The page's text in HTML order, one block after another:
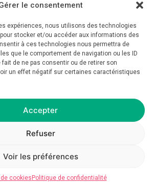
le consentement
expériences, nous utilisons des technologies
stocker et/ou accéder aux informations des
à ces technologies nous permettra de
que le comportement de navigation ou les ID
de ne pas consentir ou de retirer son
un effet négatif sur certaines caractéristiques
Accepter
Refuser
Voir les préférences
cookies Politique de confidentialité
La séparation de corps
Les violences conjugales
Le blog du cabinet
Glossaire
Crédits
Tous droits réservés — Réalisation asap__studio